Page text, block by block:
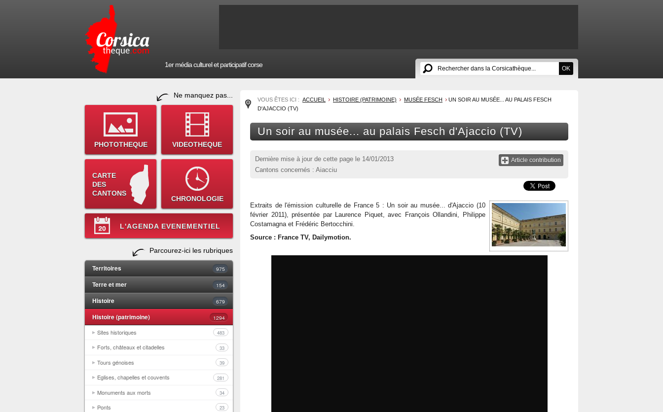
1er média culturel et participatif corse
Ne manquez pas...
PHOTOTHEQUE VIDEOTHEQUE
CARTE
DES
CANTONS
CHRONOLOGIE
L'AGENDA EVENEMENTIEL
Parcourez-ici les rubriques
Territoires 975
Terre et mer 154
Histoire 679
Histoire (patrimoine) 1294
Sites historiques 483
Forts, châteaux et citadelles 33
Tours génoises 39
Eglises, chapelles et couvents 281
Monuments aux morts 34
Ponts 23
VOUS ÊTES ICI : ACCUEIL HISTOIRE (PATRIMOINE) MUSÉE FESCH
UN SOIR AU MUSÉE... AU PALAIS FESCH
D'AJACCIO (TV)
Un soir au musée... au palais Fesch d'Ajaccio (TV)
Article contribution
Dernière mise à jour de cette page le 14/01/2013
Cantons concernés : Aiacciu
Extraits de l'émission culturelle de France 5 : Un soir au musée... d'Ajaccio (10
février 2011), présentée par Laurence Piquet, avec François Ollandini, Philippe
Costamagna et Frédéric Bertocchini.
Source : France TV, Dailymotion.